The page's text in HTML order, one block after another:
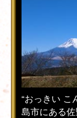
“おっきい こ
島市にある佐